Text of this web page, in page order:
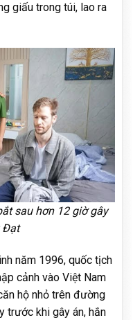
giấu trong túi, lao ra
sau hơn 12 giờ gây
Đạt
năm 1996, quốc tịch
cảnh vào Việt Nam
hộ nhỏ trên đường
trước khi gây án, hắn